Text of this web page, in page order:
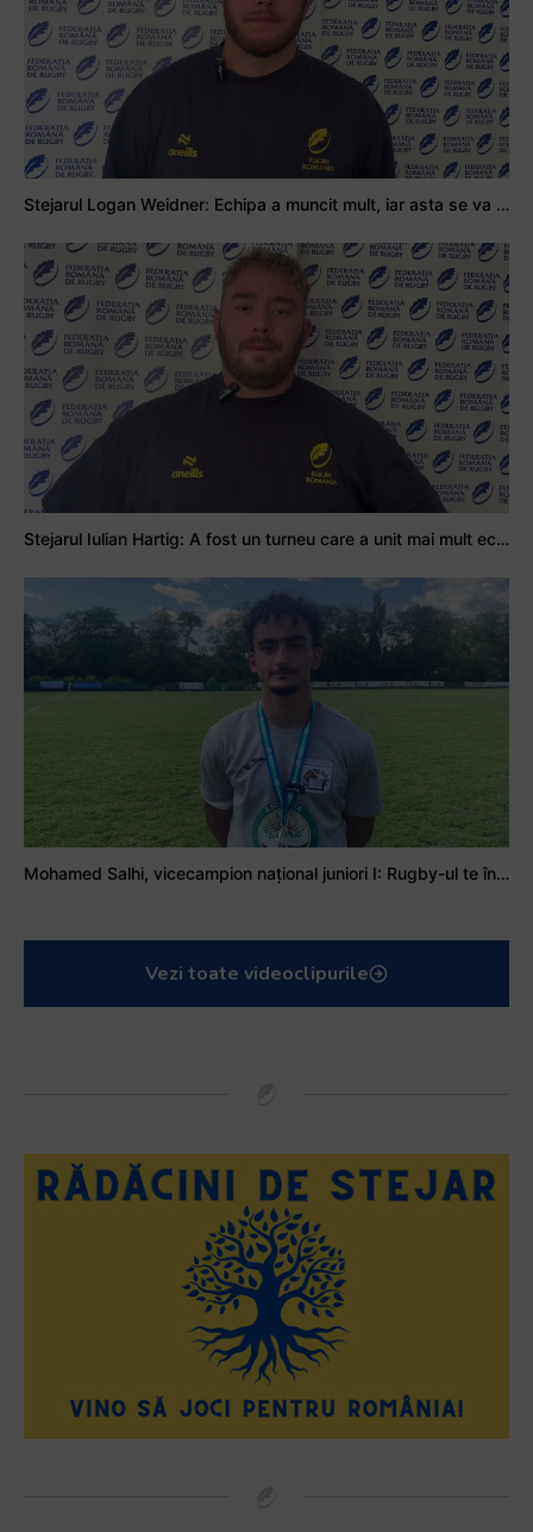
Stejarul Logan Weidner: Echipa a muncit mult, iar asta se va vedea în meciurile de la Nations Cup
Stejarul Iulian Hartig: A fost un turneu care a unit mai mult echipa
Mohamed Salhi, vicecampion național juniori I: Rugby-ul te învață să accepți și înfrângerile
Vezi toate videoclipurile